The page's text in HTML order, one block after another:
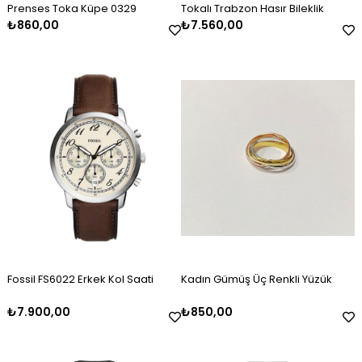
Erkek Gümüş Oksitli Kazaziye
₺2.120,00
Erkek Gümüş Kazaziye Tesbih
Kadın Gümüş Mineli Set Takımı
₺9.100,00
Kadın Gümüş Mineli Kolye
Kadın Gümüş Baget Taşlı Zirkon
Kelepçe
₺4.100,00
Kadın Gümüş Gold Taşlı Markiz
Prenses Toka Küpe 0329
₺860,00
Tokalı Trabzon Hasır Bileklik
₺7.560,00
Fossil FS6022 Erkek Kol Saati
₺7.900,00
Kadın Gümüş Üç Renkli Yüzük
₺850,00